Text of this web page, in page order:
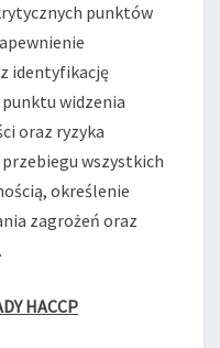
punktów
identyfikację
widzenia
oraz ryzyka
wszystkich
określenie
zagrożeń oraz
HACCP